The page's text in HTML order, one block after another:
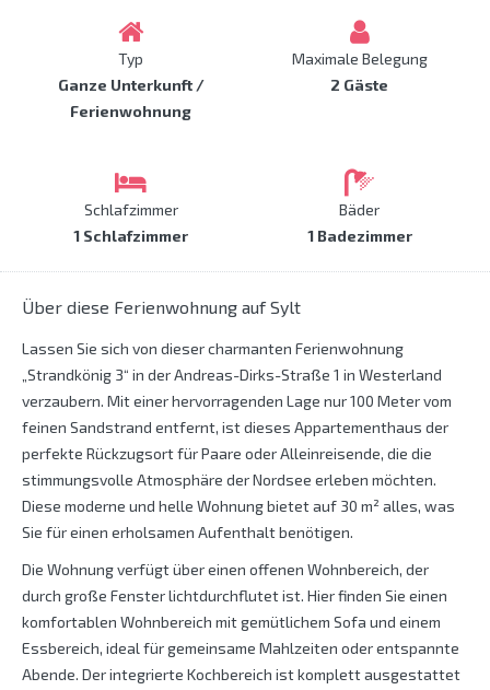
Typ
Ganze Unterkunft /
Ferienwohnung
Maximale Belegung
2 Gäste
Schlafzimmer
1 Schlafzimmer
Bäder
1 Badezimmer
Über diese Ferienwohnung auf Sylt
Lassen Sie sich von dieser charmanten Ferienwohnung
„Strandkönig 3“ in der Andreas-Dirks-Straße 1 in Westerland
verzaubern. Mit einer hervorragenden Lage nur 100 Meter vom
feinen Sandstrand entfernt, ist dieses Appartementhaus der
perfekte Rückzugsort für Paare oder Alleinreisende, die die
stimmungsvolle Atmosphäre der Nordsee erleben möchten.
Diese moderne und helle Wohnung bietet auf 30 m² alles, was
Sie für einen erholsamen Aufenthalt benötigen.
Die Wohnung verfügt über einen offenen Wohnbereich, der
durch große Fenster lichtdurchflutet ist. Hier finden Sie einen
komfortablen Wohnbereich mit gemütlichem Sofa und einem
Essbereich, ideal für gemeinsame Mahlzeiten oder entspannte
Abende. Der integrierte Kochbereich ist komplett ausgestattet